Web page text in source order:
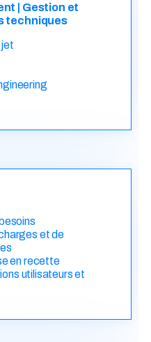
| Gestion et
techniques
et de
en recette
utilisateurs et